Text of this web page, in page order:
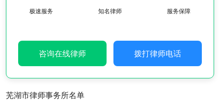
极速服务 知名律师 服务保障
咨询在线律师 拨打律师电话
芜湖市律师事务所名单